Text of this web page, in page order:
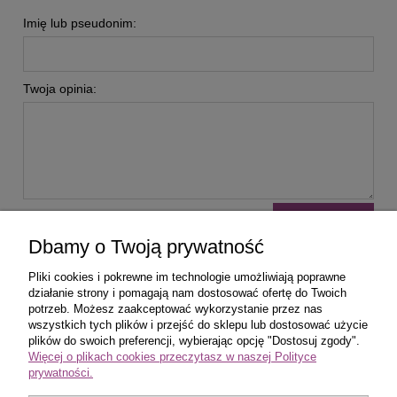
Imię lub pseudonim:
Twoja opinia:
Zakupy
Dbamy o Twoją prywatność
Pliki cookies i pokrewne im technologie umożliwiają poprawne
działanie strony i pomagają nam dostosować ofertę do Twoich
potrzeb. Możesz zaakceptować wykorzystanie przez nas
wszystkich tych plików i przejść do sklepu lub dostosować użycie
plików do swoich preferencji, wybierając opcję "Dostosuj zgody".
Więcej o plikach cookies przeczytasz w naszej Polityce
prywatności.